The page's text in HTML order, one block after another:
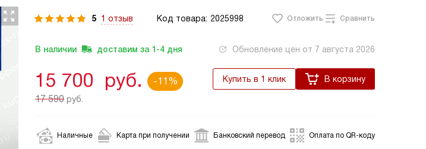
5 1 отзыв Код товара: 2025998 Отложить Сравнить
В наличии доставим за 1-4 дня Обновление цен от 7 августа 2026
15 700 руб.
-11%
17 590 руб.
Купить в 1 клик В корзину
Наличные Карта при получении Банковский перевод Оплата по QR-коду